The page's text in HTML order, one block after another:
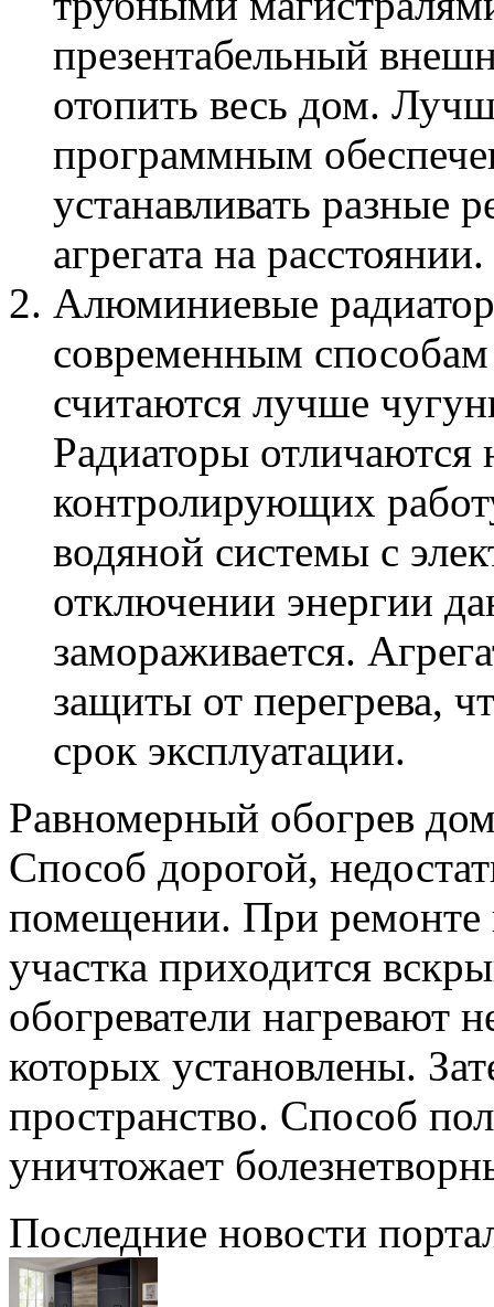
презентабельный
отопить весь дом.
программным
устанавливать разные
агрегата на расстоянии.
Алюминиевые
современным
считаются лучше
Радиаторы отличаются
контролирующих
водяной системы с
отключении энергии
замораживается.
защиты от перегрева,
срок эксплуатации.
Равномерный обогрев
Способ дорогой,
помещении. При ремонте
участка приходится
обогреватели нагревают
которых установлены.
пространство. Способ
уничтожает
Последние новости